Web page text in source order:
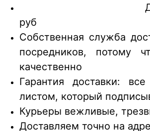
руб
Собственная служба
посредников, потому
качественно
Гарантия доставки:
листом, который
Курьеры вежливые,
Доставляем точно на